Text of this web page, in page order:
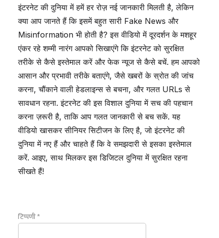
इंटरनेट की दुनिया में हमें हर रोज़ नई जानकारी मिलती है, लेकिन
क्या आप जानते हैं कि इसमें बहुत सारी Fake News और
Misinformation भी होती है? इस वीडियो में दूरदर्शन के मशहूर
एंकर रहे शम्मी नारंग आपको सिखाएंगे कि इंटरनेट को सुरक्षित
तरीके से कैसे इस्तेमाल करें और फेक न्यूज से कैसे बचें. हम आपको
आसान और प्रभावी तरीके बताएंगे, जैसे खबरों के स्रोत की जांच
करना, चौंकाने वाली हेडलाइन्स से बचना, और गलत URLs से
सावधान रहना. इंटरनेट की इस विशाल दुनिया में सच की पहचान
करना ज़रूरी है, ताकि आप गलत जानकारी से बच सकें. यह
वीडियो खासकर सीनियर सिटीजन के लिए है, जो इंटरनेट की
दुनिया में नए हैं और चाहते हैं कि वे समझदारी से इसका इस्तेमाल
करें. आइए, साथ मिलकर इस डिजिटल दुनिया में सुरक्षित रहना
सीखते हैं!
टिप्पणी*